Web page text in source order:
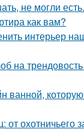
не могли есть.
как вам?
интерьер
на
ванной, которую
от охотничьего